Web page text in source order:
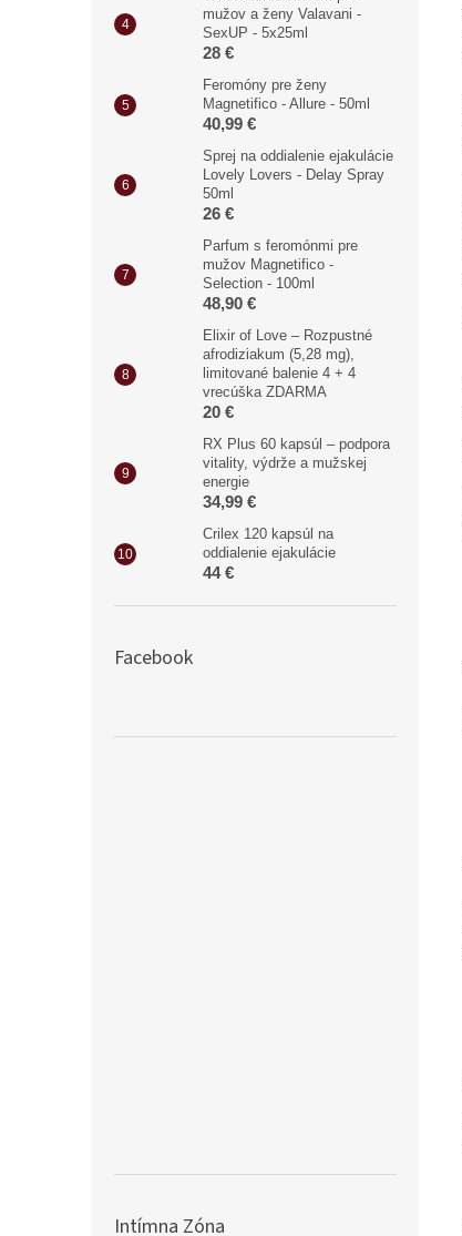
mužov a ženy Valavani -
SexUP - 5x25ml
28 €
Feromóny pre ženy
Magnetifico - Allure - 50ml
40,99 €
Sprej na oddialenie ejakulácie
Lovely Lovers - Delay Spray
50ml
26 €
Parfum s feromónmi pre
mužov Magnetifico -
Selection - 100ml
48,90 €
Elixir of Love – Rozpustné
afrodiziakum (5,28 mg),
limitované balenie 4 + 4
vrecúška ZDARMA
20 €
RX Plus 60 kapsúl – podpora
vitality, výdrže a mužskej
energie
34,99 €
Crilex 120 kapsúl na
oddialenie ejakulácie
44 €
Facebook
Intímna Zóna